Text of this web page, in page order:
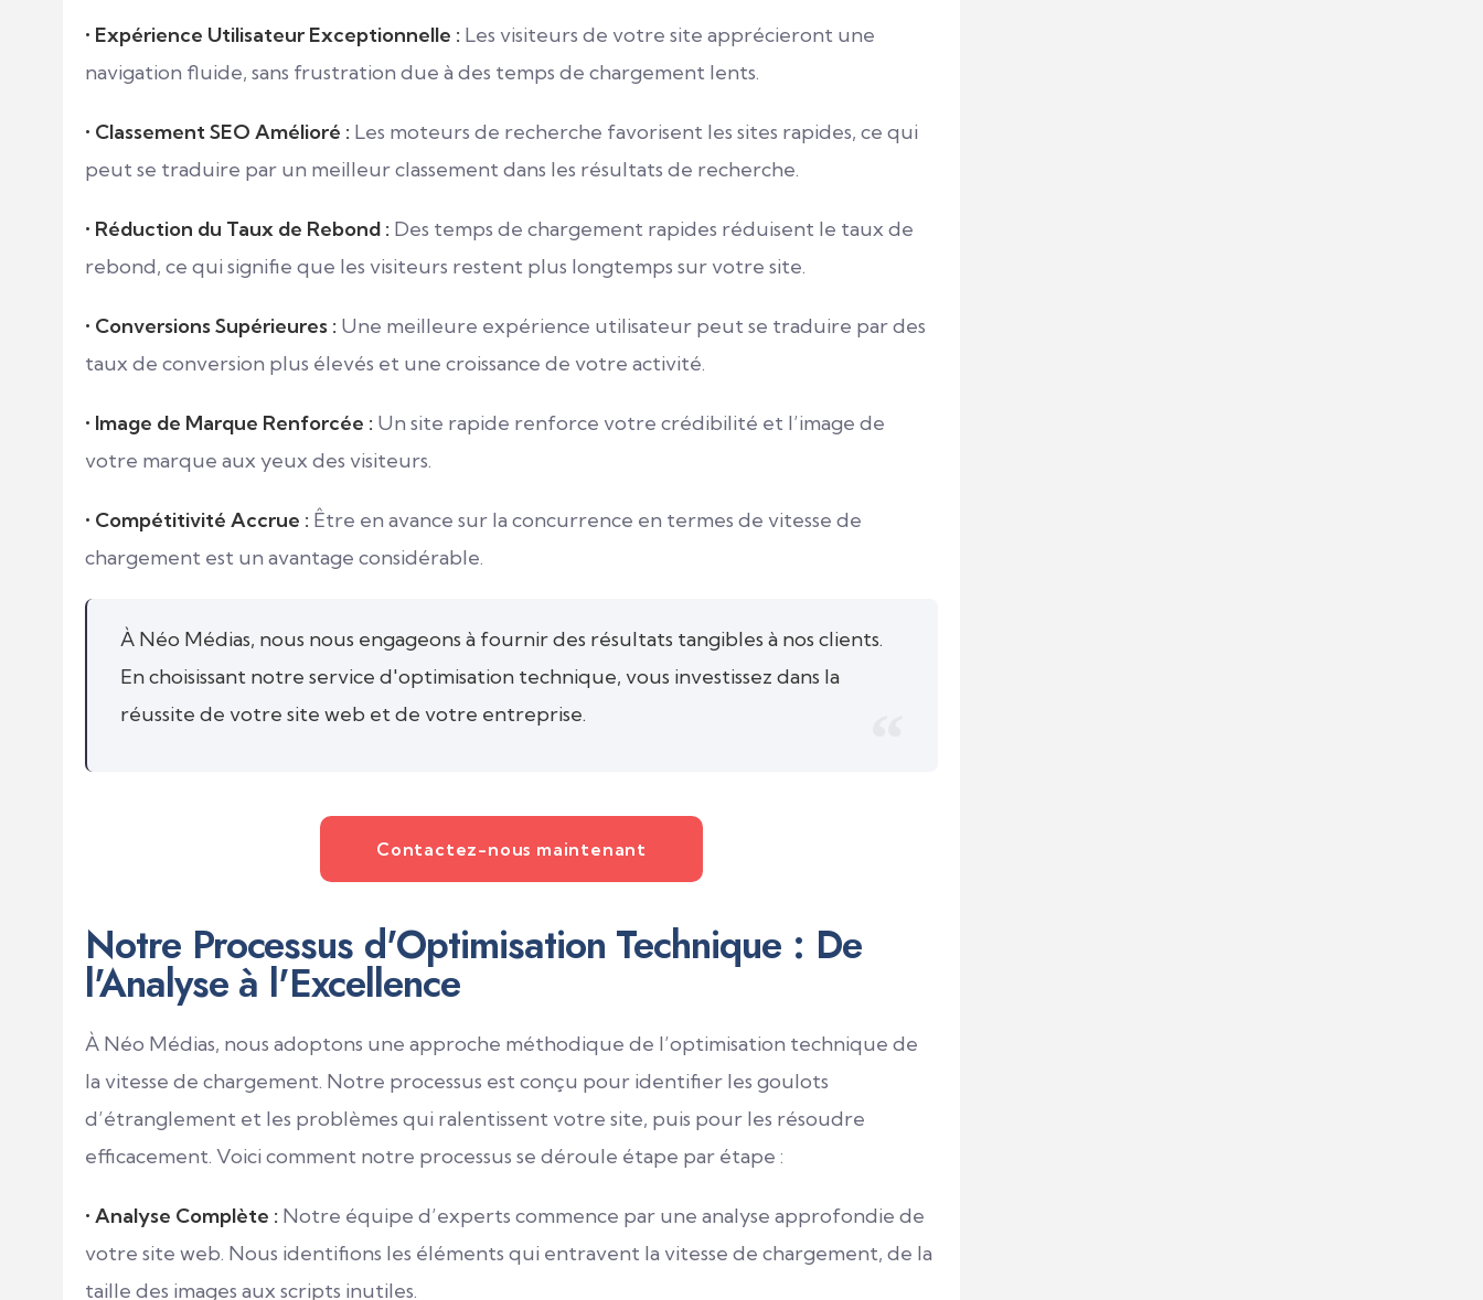
• Expérience Utilisateur Exceptionnelle : Les visiteurs de votre site apprécieront une
navigation fluide, sans frustration due à des temps de chargement lents.
• Classement SEO Amélioré : Les moteurs de recherche favorisent les sites rapides, ce qui
peut se traduire par un meilleur classement dans les résultats de recherche.
• Réduction du Taux de Rebond : Des temps de chargement rapides réduisent le taux de
rebond, ce qui signifie que les visiteurs restent plus longtemps sur votre site.
• Conversions Supérieures : Une meilleure expérience utilisateur peut se traduire par des
taux de conversion plus élevés et une croissance de votre activité.
• Image de Marque Renforcée : Un site rapide renforce votre crédibilité et l’image de
votre marque aux yeux des visiteurs.
• Compétitivité Accrue : Être en avance sur la concurrence en termes de vitesse de
chargement est un avantage considérable.
À Néo Médias, nous nous engageons à fournir des résultats tangibles à nos clients.
En choisissant notre service d'optimisation technique, vous investissez dans la
réussite de votre site web et de votre entreprise.
Contactez-nous maintenant
Notre Processus d'Optimisation Technique : De
l'Analyse à l'Excellence
À Néo Médias, nous adoptons une approche méthodique de l’optimisation technique de
la vitesse de chargement. Notre processus est conçu pour identifier les goulots
d’étranglement et les problèmes qui ralentissent votre site, puis pour les résoudre
efficacement. Voici comment notre processus se déroule étape par étape :
• Analyse Complète : Notre équipe d’experts commence par une analyse approfondie de
votre site web. Nous identifions les éléments qui entravent la vitesse de chargement, de la
taille des images aux scripts inutiles.